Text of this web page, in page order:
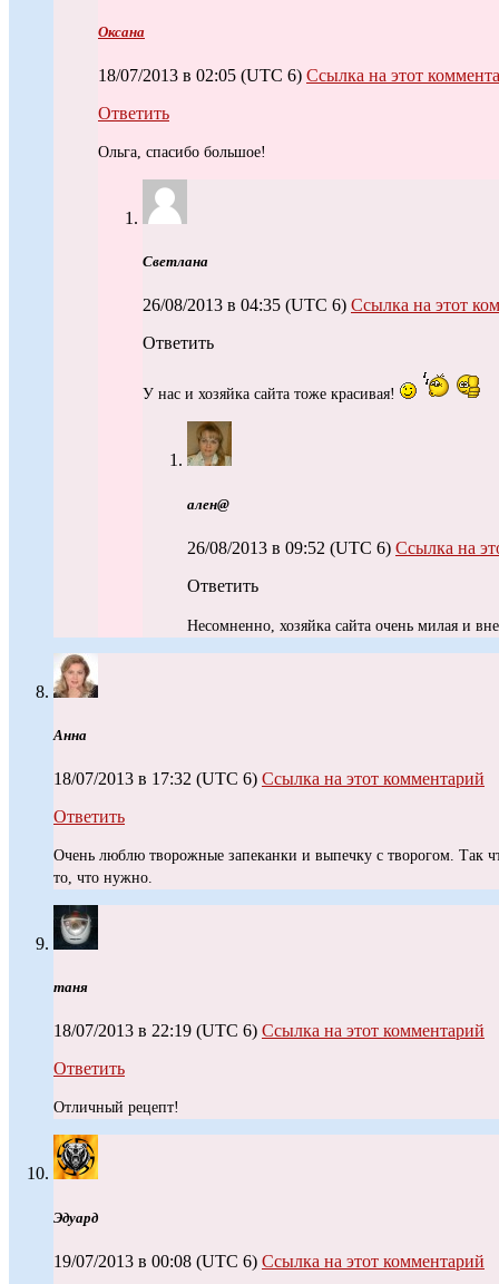
Оксана
18/07/2013 в 02:05 (UTC 6) Ссылка на этот
Ответить
Ольга, спасибо большое!
Светлана
26/08/2013 в 04:35 (UTC 6) Ссылка на этот
Ответить
У нас и хозяйка сайта тоже красивая!
ален@
26/08/2013 в 09:52 (UTC 6) Ссылка на
Ответить
Несомненно, хозяйка сайта очень милая и
Анна
18/07/2013 в 17:32 (UTC 6) Ссылка на этот комментарий
Ответить
Очень люблю творожные запеканки и выпечку с творогом. Так
то, что нужно.
таня
18/07/2013 в 22:19 (UTC 6) Ссылка на этот комментарий
Ответить
Отличный рецепт!
Эдуард
19/07/2013 в 00:08 (UTC 6) Ссылка на этот комментарий